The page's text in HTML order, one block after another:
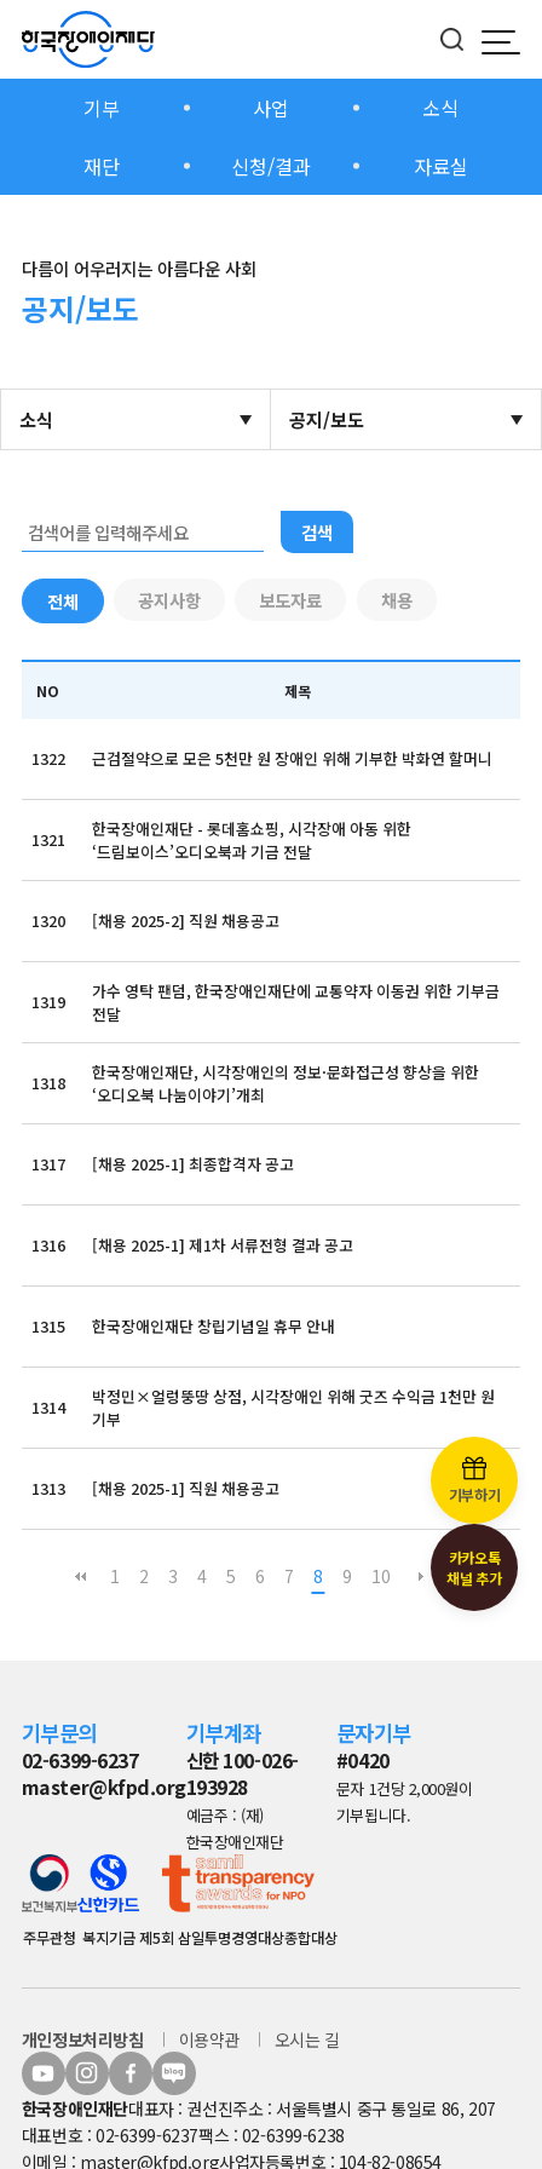
모
버튼
기부 사업
소식
재단
신청/결과 자료실
다름이 어우러지는 아름다운 사회
공지/보도
소식 공지/보도
전체 공지사항 보도자료 채용
검색
NO 제목
1322 근검절약으로 모은 5천만 원 장애인 위해 기부한 박화연 할머니
1321
한국장애인재단 - 롯데홈쇼핑, 시각장애 아동 위한
‘드림보이스’오디오북과 기금 전달
1320 [채용 2025-2] 직원 채용공고
1319
가수 영탁 팬덤, 한국장애인재단에 교통약자 이동권 위한 기부금
전달
1318
한국장애인재단, 시각장애인의 정보·문화접근성 향상을 위한
‘오디오북 나눔이야기’개최
1317 [채용 2025-1] 최종합격자 공고
1316 [채용 2025-1] 제1차 서류전형 결과 공고
1315 한국장애인재단 창립기념일 휴무 안내
1314
박정민×얼렁뚱땅 상점, 시각장애인 위해 굿즈 수익금 1천만 원
기부
1313 [채용 2025-1] 직원 채용공고
1 2 3 4 5 6 7 8 9 10
기부하기
카카오톡
채널 추가
기부문의
02-6399-6237
master@kfpd.org
기부계좌
신한 100-026-
193928
예금주 : (재)
한국장애인재단
문자기부
#0420
문자 1건당 2,000원이
기부됩니다.
주무관청 복지기금제5회 삼일투명경영대상종합대상
개인정보처리방침 이용약관 오시는 길
한국장애인재단대표자 : 권선진주소 : 서울특별시 중구 통일로 86, 207
대표번호 : 02-6399-6237팩스 : 02-6399-6238
이메일 : master@kfpd.org사업자등록번호 : 104-82-08654